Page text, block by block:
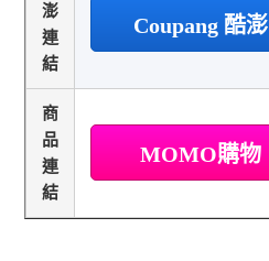
澎
連
結
Coupang 酷澎
商
品
連
結
MOMO購物